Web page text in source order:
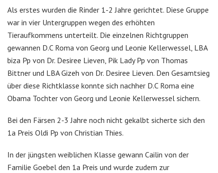
Als erstes wurden die Rinder 1-2 Jahre gerichtet. Diese Gruppe
war in vier Untergruppen wegen des erhöhten
Tieraufkommens unterteilt. Die einzelnen Richtgruppen
gewannen D.C Roma von Georg und Leonie Kellerwessel, LBA
biza Pp von Dr. Desiree Lieven, Pik Lady Pp von Thomas
Bittner und LBA Gizeh von Dr. Desiree Lieven. Den Gesamtsieg
über diese Richtklasse konnte sich nachher D.C Roma eine
Obama Tochter von Georg und Leonie Kellerwessel sichern.
Bei den Färsen 2-3 Jahre noch nicht gekalbt sicherte sich den
1a Preis Oldi Pp von Christian Thies.
In der jüngsten weiblichen Klasse gewann Cailin von der
Familie Goebel den 1a Preis und wurde zudem zur